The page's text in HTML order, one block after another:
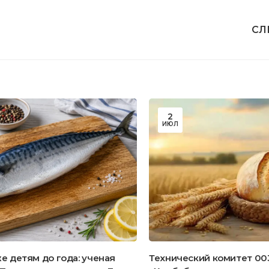
детям до года: ученая
2
ИЮЛ
Технический комитет